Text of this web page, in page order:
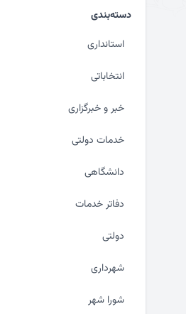
دسته‌بندی
استانداری
انتخاباتی
خبر و خبرگزاری
خدمات دولتی
دانشگاهی
دفاتر خدمات
دولتی
شهرداری
شورا شهر